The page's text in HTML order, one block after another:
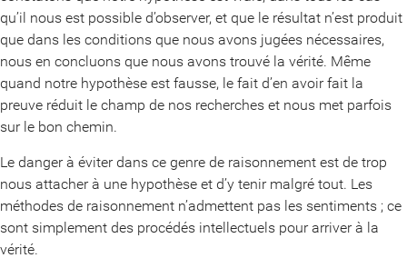
qu’il nous est possible d’observer, et que le résultat n’est produit
que dans les conditions que nous avons jugées nécessaires,
nous en concluons que nous avons trouvé la vérité. Même
quand notre hypothèse est fausse, le fait d’en avoir fait la
preuve réduit le champ de nos recherches et nous met parfois
sur le bon chemin.
Le danger à éviter dans ce genre de raisonnement est de trop
nous attacher à une hypothèse et d’y tenir malgré tout. Les
méthodes de raisonnement n’admettent pas les sentiments ; ce
sont simplement des procédés intellectuels pour arriver à la
vérité.